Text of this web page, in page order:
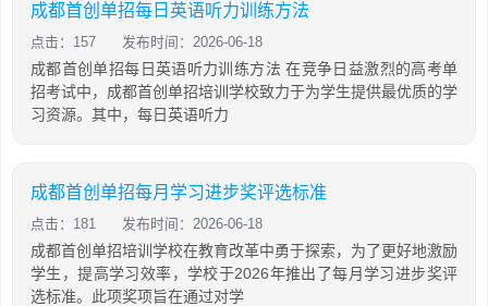
成都首创单招每日英语听力训练方法
点击：157 发布时间：2026-06-18
成都首创单招每日英语听力训练方法 在竞争日益激烈的高考单
招考试中，成都首创单招培训学校致力于为学生提供最优质的学
习资源。其中，每日英语听力
成都首创单招每月学习进步奖评选标准
点击：181 发布时间：2026-06-18
成都首创单招培训学校在教育改革中勇于探索，为了更好地激励
学生，提高学习效率，学校于2026年推出了每月学习进步奖评
选标准。此项奖项旨在通过对学